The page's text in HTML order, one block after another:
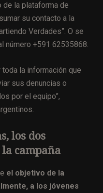
de la plataforma de
su contacto a la
Verdades”. O se
número +591 62535868.
la información que
sus denuncias o
por el equipo”,
los dos
campaña
el objetivo de la
a los jóvenes